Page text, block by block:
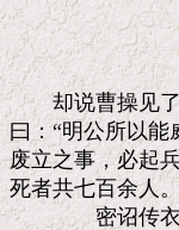
却说曹操见了衣
曰：“明公所以能
废立之事，必起
死者共七百余人
密诏传衣带